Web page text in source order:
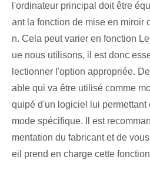
l'ordinateur principal doit être
ant la fonction de mise en miroir
n. Cela peut varier en fonction
ue nous utilisons, il est donc
lectionner l'option appropriée.
able qui va être utilisé comme
quipé d'un logiciel lui permettant
mode spécifique. Il est
mentation du fabricant et de
eil prend en charge cette